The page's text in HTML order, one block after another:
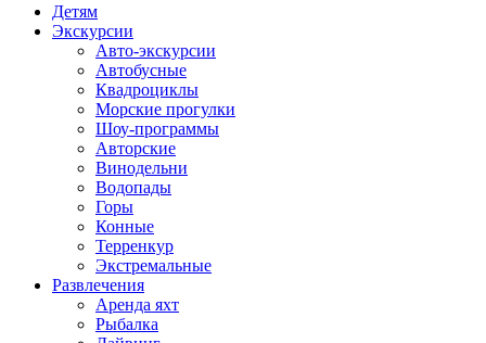
Детям
Экскурсии
Авто-экскурсии
Автобусные
Квадроциклы
Морские прогулки
Шоу-программы
Авторские
Винодельни
Водопады
Горы
Конные
Терренкур
Экстремальные
Развлечения
Аренда яхт
Рыбалка